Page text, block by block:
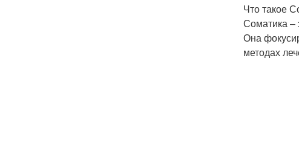
Что такое
Соматика –
Она
методах